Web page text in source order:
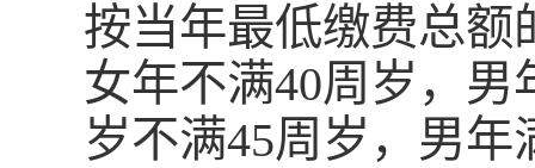
按当年最低缴费总额
女年不满40周岁，男
岁不满45周岁，男年